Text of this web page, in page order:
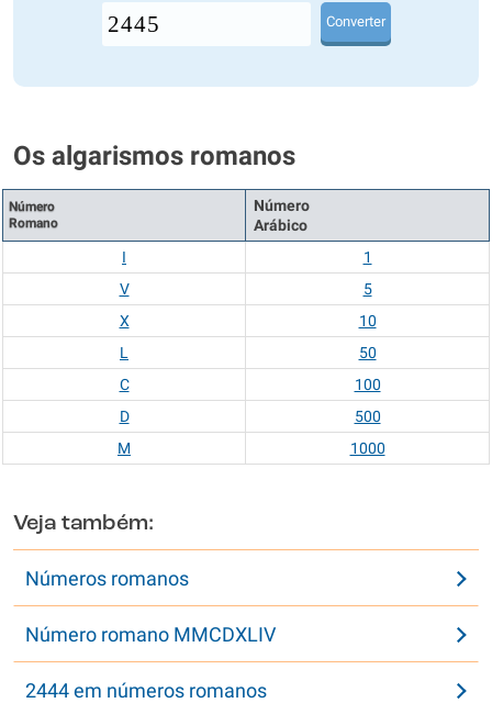
Converter
Os algarismos romanos
Número
Romano
Número
Arábico
I
1
V
5
X
10
L
50
C
100
D
500
M
1000
Veja também:
Números romanos
Número romano MMCDXLIV
2444 em números romanos